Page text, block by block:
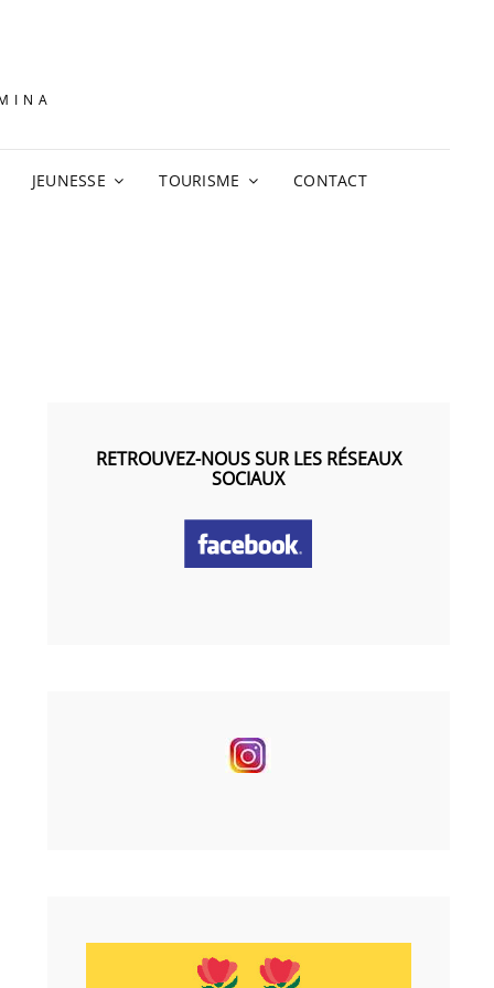
JEUNESSE TOURISME CONTACT
RETROUVEZ-NOUS SUR LES RÉSEAUX
SOCIAUX